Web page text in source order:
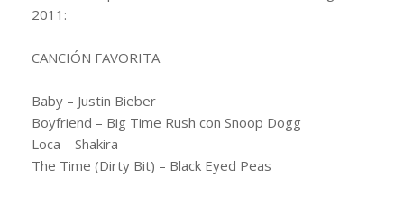
2011:
CANCIÓN FAVORITA
Baby – Justin Bieber
Boyfriend – Big Time Rush con Snoop Dogg
Loca – Shakira
The Time (Dirty Bit) – Black Eyed Peas